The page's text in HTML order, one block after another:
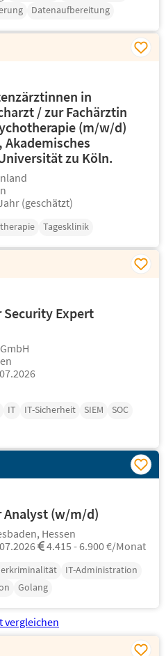
Datenaufbereitung
in
/ zur Fachärztin
(m/w/d)
Akademisches
zu Köln.
(geschätzt)
Tagesklinik
Expert
IT IT-Sicherheit SIEM
SOC
Analyst (w/m/d)
Hessen
4.415 - 6.900 €/Monat
IT-Administration
Golang